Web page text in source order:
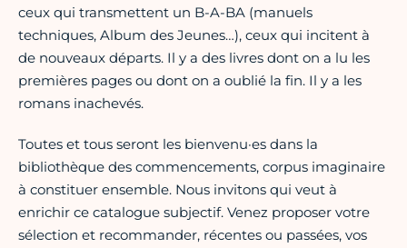
ceux qui transmettent un B-A-BA (manuels
techniques, Album des Jeunes…), ceux qui incitent à
de nouveaux départs. Il y a des livres dont on a lu les
premières pages ou dont on a oublié la fin. Il y a les
romans inachevés.
Toutes et tous seront les bienvenu·es dans la
bibliothèque des commencements, corpus imaginaire
à constituer ensemble. Nous invitons qui veut à
enrichir ce catalogue subjectif. Venez proposer votre
sélection et recommander, récentes ou passées, vos